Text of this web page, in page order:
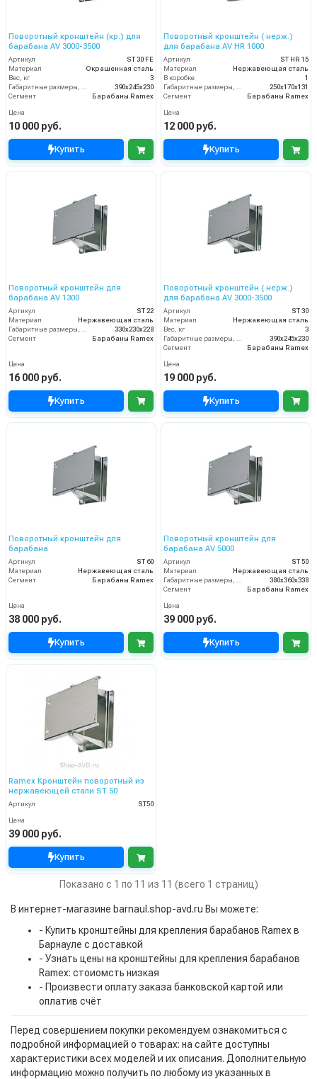
Поворотный кронштейн (кр.) для
барабана AV 3000-3500
Артикул
ST 30 FE
Материал
Окрашенная сталь
Вес, кг
3
Габаритные размеры, мм
390x245x230
Сегмент
Барабаны Ramex
Цена
10 000 руб.
Купить
Поворотный кронштейн ( нерж.)
для барабана AV HR 1000
Артикул
ST HR 15
Материал
Нержавеющая сталь
В коробке
1
Габаритные размеры, мм
250x170x131
Сегмент
Барабаны Ramex
Цена
12 000 руб.
Купить
Поворотный кронштейн для
барабана AV 1300
Артикул
ST 22
Материал
Нержавеющая сталь
330x230x228
Сегмент
Барабаны Ramex
Цена
16 000 руб.
Купить
Поворотный кронштейн ( нерж.)
для барабана AV 3000-3500
Артикул
ST 30
Материал
Нержавеющая сталь
Вес, кг
3
390x245x230
Сегмент
Барабаны Ramex
Цена
19 000 руб.
Купить
Поворотный кронштейн для
барабана
Артикул
ST 60
Материал
Нержавеющая сталь
Сегмент
Барабаны Ramex
Цена
38 000 руб.
Купить
Поворотный кронштейн для
барабана AV 5000
Артикул
ST 50
Материал
Нержавеющая сталь
Габаритные размеры, мм
380x360x338
Сегмент
Барабаны Ramex
Цена
39 000 руб.
Купить
Ramex Кронштейн поворотный из
нержавеющей стали ST 50
Артикул ST50
Цена
39 000 руб.
Купить
Показано с 1 по 11 из 11 (всего 1 страниц)
В интернет-магазине barnaul.shop-avd.ru Вы можете:
- Купить кронштейны для крепления барабанов Ramex в
Барнауле с доставкой
- Узнать цены на кронштейны для крепления барабанов
Ramex: стоиомсть низкая
- Произвести оплату заказа банковской картой или
оплатив счёт
Перед совершением покупки рекомендуем ознакомиться с
подробной информацией о товарах: на сайте доступны
характеристики всех моделей и их описания. Дополнительную
информацию можно получить по любому из указанных в